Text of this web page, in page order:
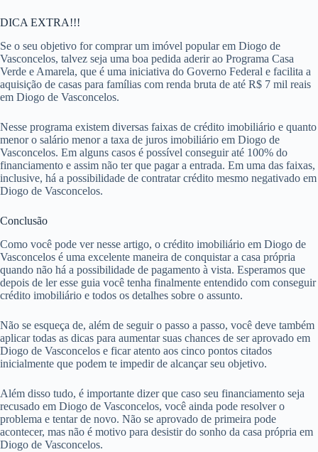
DICA EXTRA!!!
Se o seu objetivo for comprar um imóvel popular em Diogo de
Vasconcelos, talvez seja uma boa pedida aderir ao Programa Casa
Verde e Amarela, que é uma iniciativa do Governo Federal e facilita a
aquisição de casas para famílias com renda bruta de até R$ 7 mil reais
em Diogo de Vasconcelos.
Nesse programa existem diversas faixas de crédito imobiliário e quanto
menor o salário menor a taxa de juros imobiliário em Diogo de
Vasconcelos. Em alguns casos é possível conseguir até 100% do
financiamento e assim não ter que pagar a entrada. Em uma das faixas,
inclusive, há a possibilidade de contratar crédito mesmo negativado em
Diogo de Vasconcelos.
Conclusão
Como você pode ver nesse artigo, o crédito imobiliário em Diogo de
Vasconcelos é uma excelente maneira de conquistar a casa própria
quando não há a possibilidade de pagamento à vista. Esperamos que
depois de ler esse guia você tenha finalmente entendido com conseguir
crédito imobiliário e todos os detalhes sobre o assunto.
Não se esqueça de, além de seguir o passo a passo, você deve também
aplicar todas as dicas para aumentar suas chances de ser aprovado em
Diogo de Vasconcelos e ficar atento aos cinco pontos citados
inicialmente que podem te impedir de alcançar seu objetivo.
Além disso tudo, é importante dizer que caso seu financiamento seja
recusado em Diogo de Vasconcelos, você ainda pode resolver o
problema e tentar de novo. Não se aprovado de primeira pode
acontecer, mas não é motivo para desistir do sonho da casa própria em
Diogo de Vasconcelos.